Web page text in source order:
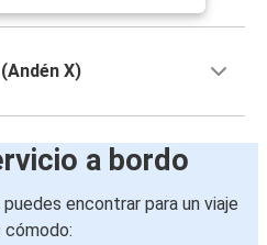
X)
a bordo
encontrar para un viaje
cómodo: